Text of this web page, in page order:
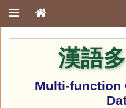
漢語
Multi-function